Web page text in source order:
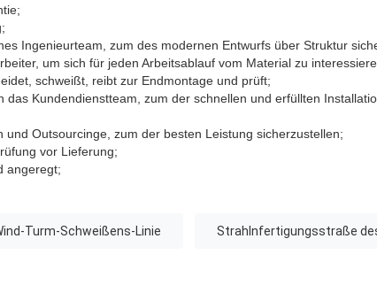
Ingenieurteam, zum des modernen Entwurfs über Struktur
um sich für jeden Arbeitsablauf vom Material zu
schweißt, reibt zur Endmontage und prüft;
das Kundendienstteam, zum der schnellen und erfüllten
und Outsourcinge, zum der besten Leistung sicherzustellen;
vor Lieferung;
angeregt;
Turm-Schweißens-Linie Strahlnfertigungsstraße